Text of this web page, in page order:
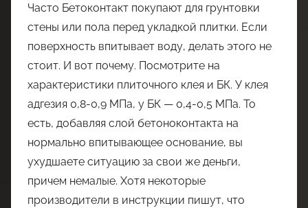
Часто Бетоконтакт покупают для грунтовки
стены или пола перед укладкой плитки. Если
поверхность впитывает воду, делать этого не
стоит. И вот почему. Посмотрите на
характеристики плиточного клея и БК. У клея
адгезия 0,8-0,9 МПа, у БК — 0,4-0,5 МПа. То
есть, добавляя слой бетоноконтакта на
нормально впитывающее основание, вы
ухудшаете ситуацию за свои же деньги,
причем немалые. Хотя некоторые
производители в инструкции пишут, что